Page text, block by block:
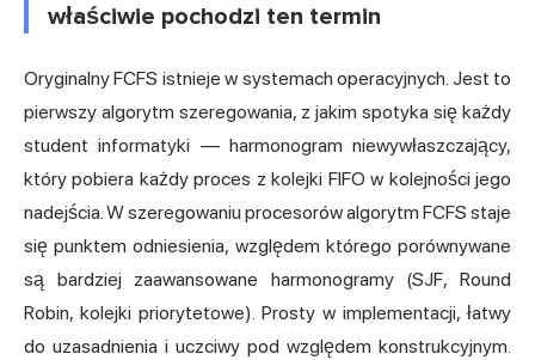
właściwie pochodzi ten termin
Oryginalny FCFS istnieje w systemach operacyjnych. Jest to
pierwszy algorytm szeregowania, z jakim spotyka się każdy
student informatyki — harmonogram niewywłaszczający,
który pobiera każdy proces z kolejki FIFO w kolejności jego
nadejścia. W szeregowaniu procesorów algorytm FCFS staje
się punktem odniesienia, względem którego porównywane
są bardziej zaawansowane harmonogramy (SJF, Round
Robin, kolejki priorytetowe). Prosty w implementacji, łatwy
do uzasadnienia i uczciwy pod względem konstrukcyjnym.